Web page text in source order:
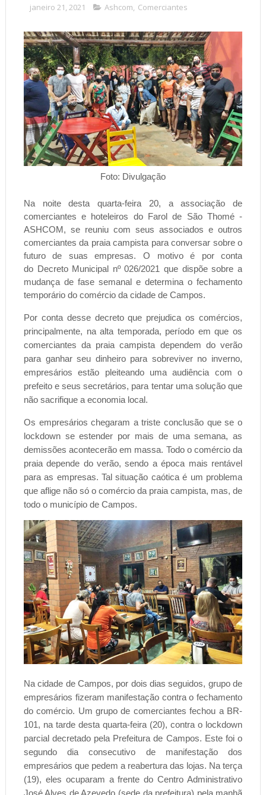
janeiro 21, 2021 Ashcom, Comerciantes
Foto: Divulgação
Na noite desta quarta-feira 20, a associação de
comerciantes e hoteleiros do Farol de São Thomé -
ASHCOM, se reuniu com seus associados e outros
comerciantes da praia campista para conversar sobre o
futuro de suas empresas. O motivo é por conta
do Decreto Municipal nº 026/2021 que dispõe sobre a
mudança de fase semanal e determina o fechamento
temporário do comércio da cidade de Campos.
Por conta desse decreto que prejudica os comércios,
principalmente, na alta temporada, período em que os
comerciantes da praia campista dependem do verão
para ganhar seu dinheiro para sobreviver no inverno,
empresáriosestão pleiteando uma audiência com o
prefeito e seus secretários, para tentar uma solução que
não sacrifique a economia local.
Os empresários chegaram a triste conclusão que se o
lockdown se estender por mais de uma semana, as
demissões acontecerão em massa. Todo o comércio da
praia depende do verão, sendo a época mais rentável
para as empresas. Tal situação caótica é um problema
que aflige não só o comércio da praia campista, mas, de
todo o município de Campos.
Na cidade de Campos, por dois dias seguidos, grupo de
empresários fizeram manifestação contra o fechamento
do comércio. Um grupo de comerciantes fechou a BR-
101, na tarde desta quarta-feira (20), contra o lockdown
parcial decretado pela Prefeitura de Campos. Este foi o
segundo dia consecutivo de manifestação dos
empresários que pedem a reabertura das lojas. Na terça
(19), eles ocuparam a frente do Centro Administrativo
José Alves de Azevedo (sede da prefeitura) pela manhã